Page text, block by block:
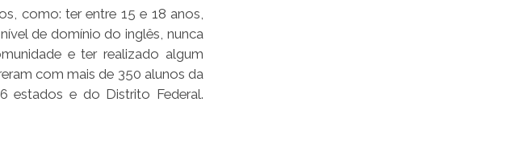
como: ter entre 15 e 18 anos,
de domínio do inglês, nunca
e ter realizado algum
com mais de 350 alunos da
estados e do Distrito Federal.